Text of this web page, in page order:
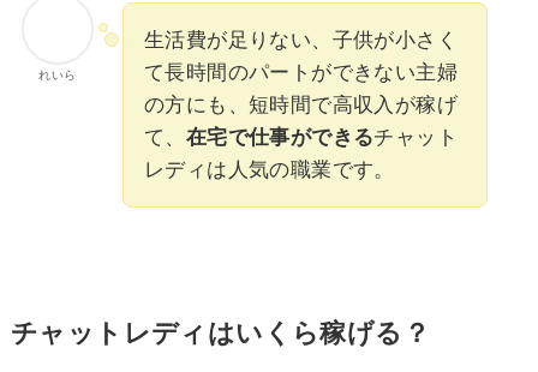
れいら
生活費が足りない、子供が小さく
て長時間のパートができない主婦
の方にも、短時間で高収入が稼げ
て、 在宅で仕事ができるチャット
レディは人気の職業です。
チャットレディはいくら稼げる？